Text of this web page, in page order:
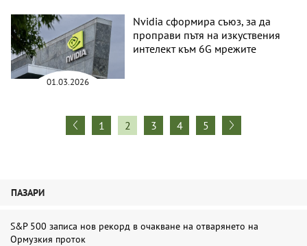
01.03.2026
Nvidia сформира съюз, за да
проправи пътя на изкуствения
интелект към 6G мрежите
1 2 3 4 5
ПАЗАРИ
S&P 500 записа нов рекорд в очакване на отварянето на
Ормузкия проток